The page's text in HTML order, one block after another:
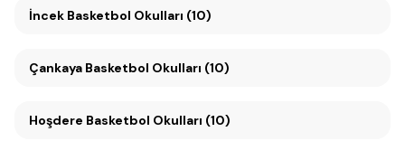
İncek Basketbol Okulları (10)
Çankaya Basketbol Okulları (10)
Hoşdere Basketbol Okulları (10)